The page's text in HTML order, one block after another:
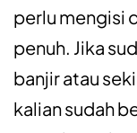
perlu mengisi
penuh. Jika
banjir atau
kalian sudah